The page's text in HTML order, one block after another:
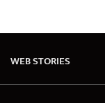
WEB STORIES